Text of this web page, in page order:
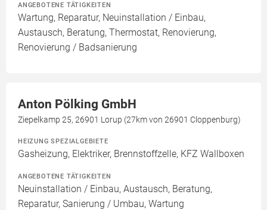
ANGEBOTENE TÄTIGKEITEN
Wartung, Reparatur, Neuinstallation / Einbau,
Austausch, Beratung, Thermostat, Renovierung,
Renovierung / Badsanierung
Anton Pölking GmbH
Ziepelkamp 25, 26901 Lorup (27km von 26901 Cloppenburg)
HEIZUNG SPEZIALGEBIETE
Gasheizung, Elektriker, Brennstoffzelle, KFZ Wallboxen
ANGEBOTENE TÄTIGKEITEN
Neuinstallation / Einbau, Austausch, Beratung,
Reparatur, Sanierung / Umbau, Wartung